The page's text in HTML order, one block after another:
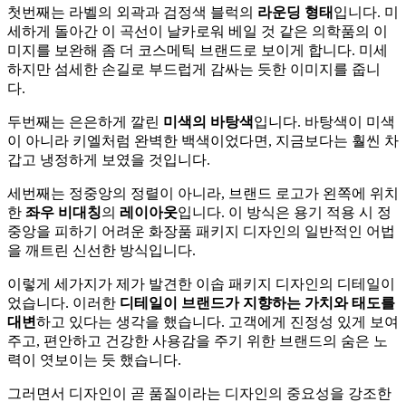
첫번째는 라벨의 외곽과 검정색 블럭의 라운딩 형태 입니다. 미
세하게 돌아간 이 곡선이 날카로워 베일 것 같은 의학품의 이
미지를 보완해 좀 더 코스메틱 브랜드로 보이게 합니다. 미세
하지만 섬세한 손길로 부드럽게 감싸는 듯한 이미지를 줍니
다.
두번째는 은은하게 깔린 미색의 바탕색입니다. 바탕색이 미색
이 아니라 키엘처럼 완벽한 백색이었다면, 지금보다는 훨씬 차
갑고 냉정하게 보였을 것입니다.
세번째는 정중앙의 정렬이 아니라, 브랜드 로고가 왼쪽에 위치
한 좌우 비대칭의 레이아웃입니다. 이 방식은 용기 적용 시 정
중앙을 피하기 어려운 화장품 패키지 디자인의 일반적인 어법
을 깨트린 신선한 방식입니다.
이렇게 세가지가 제가 발견한 이솝 패키지 디자인의 디테일이
었습니다. 이러한 디테일이
브랜드가 지향하는 가치와 태도를
대변하고 있다는 생각을 했습니다. 고객에게 진정성 있게 보여
주고, 편안하고 건강한 사용감을 주기 위한 브랜드의 숨은 노
력이 엿보이는 듯 했습니다.
그러면서 디자인이 곧 품질이라는 디자인의 중요성을 강조한